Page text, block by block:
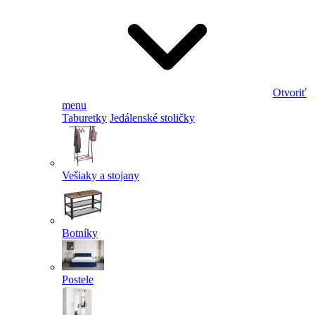
Otvoriť
menu
Taburetky Jedálenské stoličky
Vešiaky a stojany
Botníky
Postele